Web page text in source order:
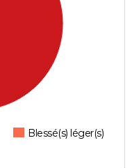
Blessé(s) léger(s)